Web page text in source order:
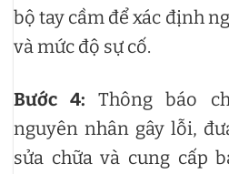
bộ tay cầm để xác định
và mức độ sự cố.
Bước 4:Thông báo
nguyên nhân gây lỗi,
sửa chữa và cung cấp